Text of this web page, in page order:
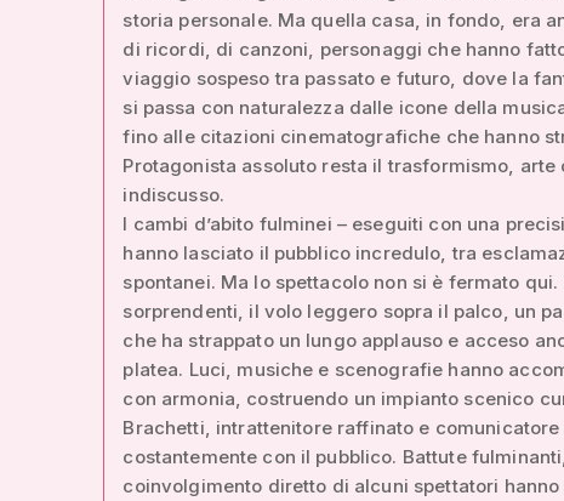
storia personale. Ma quella casa, in fondo, era
di ricordi, di canzoni, personaggi che hanno
viaggio sospeso tra passato e futuro, dove la
si passa con naturalezza dalle icone della
fino alle citazioni cinematografiche che hanno
Protagonista assoluto resta il trasformismo,
indiscusso.
I cambi d’abito fulminei – eseguiti con una
hanno lasciato il pubblico incredulo, tra
spontanei. Ma lo spettacolo non si è fermato
sorprendenti, il volo leggero sopra il palco, un
che ha strappato un lungo applauso e acceso
platea. Luci, musiche e scenografie hanno
con armonia, costruendo un impianto scenico
Brachetti, intrattenitore raffinato e
costantemente con il pubblico. Battute
coinvolgimento diretto di alcuni spettatori